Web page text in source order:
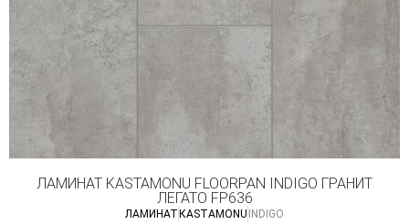
ЛАМИНАТ KASTAMONU FLOORPAN INDIGO ГРАНИТ
ЛЕГАТО FP636
ЛАМИНАТ КASTAMONU INDIGO